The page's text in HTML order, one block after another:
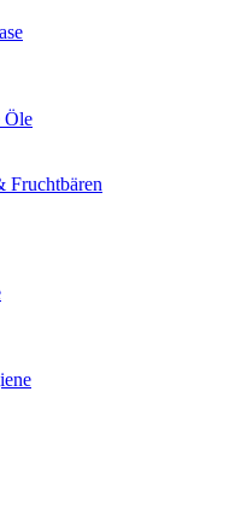
Öle
Fruchtbären